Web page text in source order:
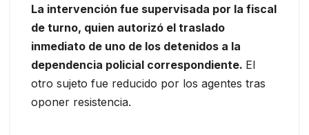
La intervención fue supervisada por la fiscal
de turno, quien autorizó el traslado
inmediato de uno de los detenidos a la
dependencia policial correspondiente. El
otro sujeto fue reducido por los agentes tras
oponer resistencia.